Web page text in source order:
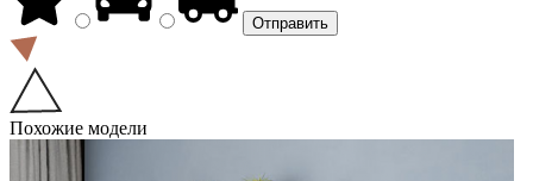
Похожие модели